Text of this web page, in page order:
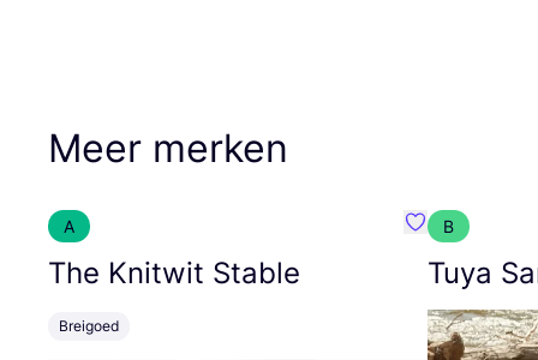
Meer merken
A
The Knitwit Stable
Breigoed
Favoriete
B
Tuya